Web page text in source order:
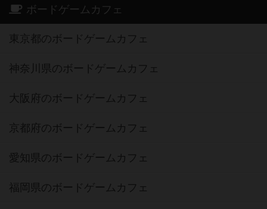
ボードゲームカフェ
東京都のボードゲームカフェ
神奈川県のボードゲームカフェ
大阪府のボードゲームカフェ
京都府のボードゲームカフェ
愛知県のボードゲームカフェ
福岡県のボードゲームカフェ